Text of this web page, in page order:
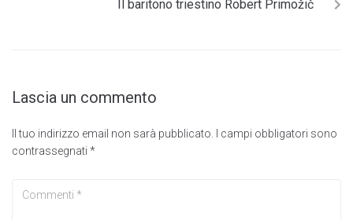
Il baritono triestino Robert Primožič
Lascia un commento
Il tuo indirizzo email non sarà pubblicato.
I campi obbligatori sono
contrassegnati *